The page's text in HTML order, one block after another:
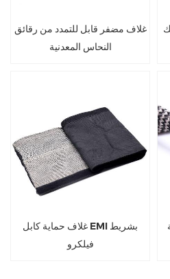
غلاف مضفر قابل للتمدد من رقائق
النحاس المعدنية
غلاف حماية كابل EMI بشريط
فيلكرو